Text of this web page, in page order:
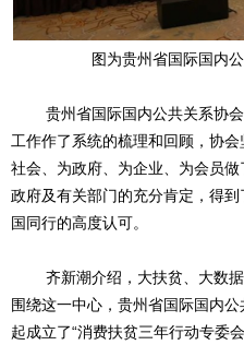
图为贵州省国际国内
贵州省国际国内公共关系协
工作作了系统的梳理和回顾，协
社会、为政府、为企业、为会员做
政府及有关部门的充分肯定，得
国同行的高度认可。
齐新潮介绍，大扶贫、大数
围绕这一中心，贵州省国际国内
起成立了“消费扶贫三年行动专委